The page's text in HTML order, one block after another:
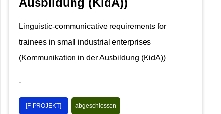
Linguistic-communicative requirements for
trainees in small industrial enterprises
(Kommunikation in der Ausbildung (KidA))
-
[F-PROJEKT] abgeschlossen